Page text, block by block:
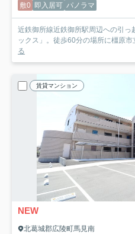
敷0 即入居可 パノラマ
近鉄御所線近鉄御所駅周辺への引
ックス」。徒歩60分の場所に橿原市
る
賃貸マンション
NEW
北葛城郡広陵町馬見南